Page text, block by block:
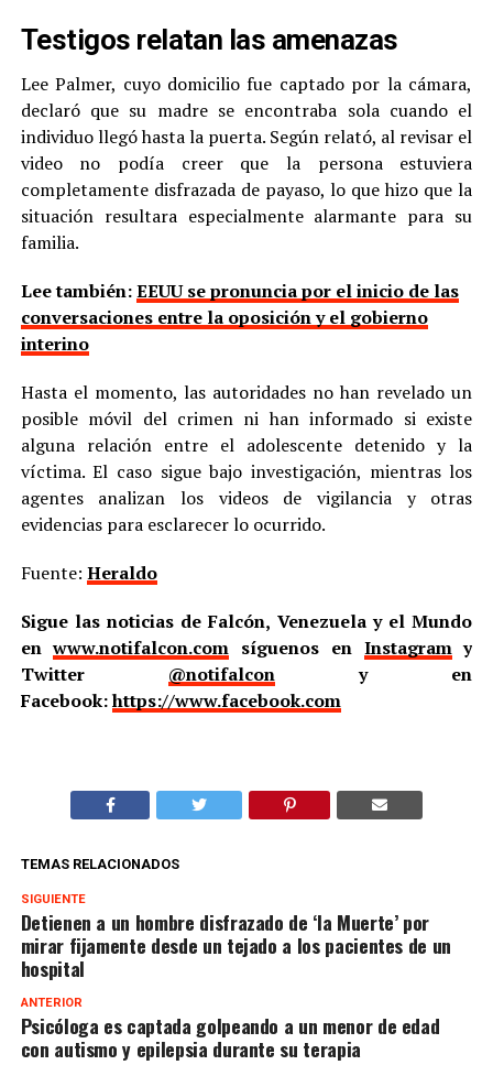
Testigos relatan las amenazas
Lee Palmer, cuyo domicilio fue captado por la cámara,
declaró que su madre se encontraba sola cuando el
individuo llegó hasta la puerta. Según relató, al revisar el
video no podía creer que la persona estuviera
completamente disfrazada de payaso, lo que hizo que la
situación resultara especialmente alarmante para su
familia.
Lee también:EEUU se pronuncia por el inicio de las
conversaciones entre la oposición y el gobierno
interino
Hasta el momento, las autoridades no han revelado un
posible móvil del crimen ni han informado si existe
alguna relación entre el adolescente detenido y la
víctima. El caso sigue bajo investigación, mientras los
agentes analizan los videos de vigilancia y otras
evidencias para esclarecer lo ocurrido.
Fuente: Heraldo
Sigue las noticias de Falcón, Venezuela y el Mundo
enwww.notifalcon.com síguenos en Instagramy
Twitter @notifalcony en
Facebook:https://www.facebook.com
TEMAS RELACIONADOS
SIGUIENTE
Detienen a un hombre disfrazado de ‘la Muerte’ por
mirar fijamente desde un tejado a los pacientes de un
hospital
ANTERIOR
Psicóloga es captada golpeando a un menor de edad
con autismo y epilepsia durante su terapia